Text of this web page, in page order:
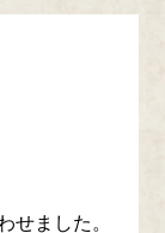
せました。